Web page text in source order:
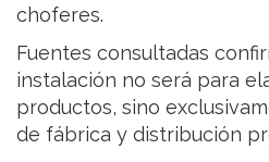
choferes.
Fuentes consultadas
instalación no será para
productos, sino
de fábrica y distribución